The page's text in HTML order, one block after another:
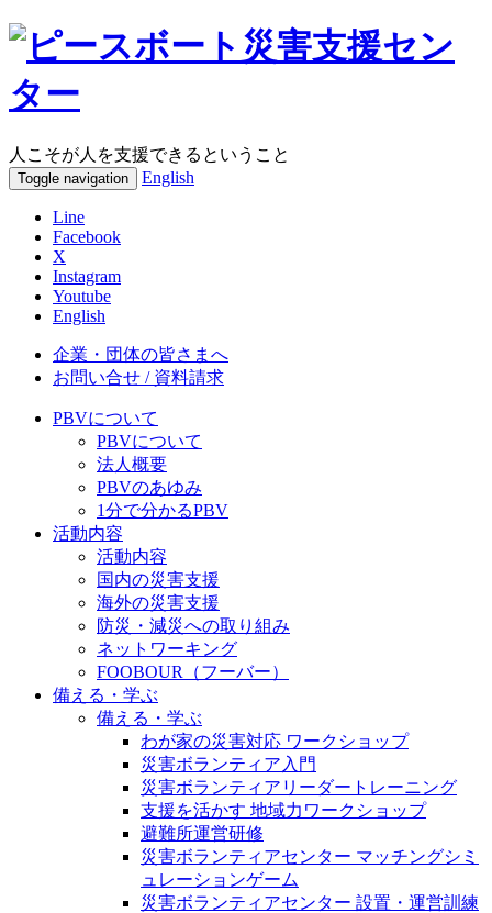
人こそが人を支援できるということ
Toggle navigation English
Line
Facebook
X
Instagram
Youtube
English
企業・団体の皆さまへ
お問い合せ / 資料請求
PBVについて
PBVについて
法人概要
PBVのあゆみ
1分で分かるPBV
活動内容
活動内容
国内の災害支援
海外の災害支援
防災・減災への取り組み
ネットワーキング
FOOBOUR（フーバー）
備える・学ぶ
備える・学ぶ
わが家の災害対応 ワークショップ
災害ボランティア入門
災害ボランティアリーダートレーニング
支援を活かす 地域力ワークショップ
避難所運営研修
災害ボランティアセンター マッチングシミ
ュレーションゲーム
災害ボランティアセンター 設置・運営訓練